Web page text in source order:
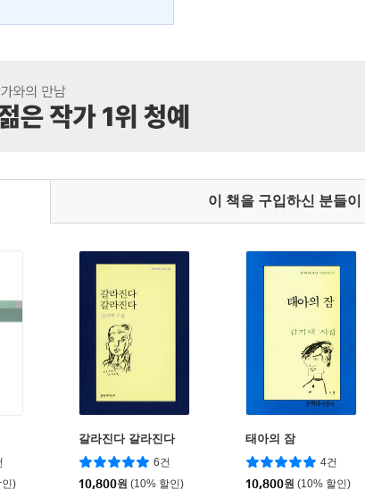
이 책을 구입하신 분들이
)
갈라진다 갈라진다
6건
10,800원 (10% 할인)
태아의 잠
4건
10,800원 (10% 할인)